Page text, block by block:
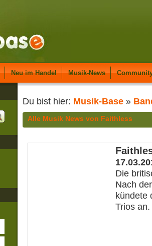
Neu im Handel Musik-News
Du bist hier: Musik-Base »
Alle Musik News von Faithless
Die
Nach
kündete
Trios an.